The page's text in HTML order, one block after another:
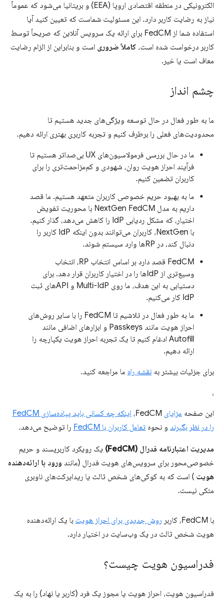
الکترونیکی در منطقه اقتصادی اروپا (EEA) و بریتانیا می‌شود که عموماً
نیاز به رضایت کاربر دارد. این مسئولیت شماست که تعیین کنید آیا
استفاده شما از FedCM برای ارائه یک سرویس آنلاین که صریحاً توسط
کاربر درخواست شده است، کاملاً ضروری است و بنابراین از الزام رضایت
معاف است یا خیر.
چشم انداز
ما به طور فعال در حال توسعه ویژگی‌های جدید هستیم تا
محدودیت‌های فعلی را برطرف کنیم و تجربه کاربری بهتری ارائه دهیم.
ما در حال بررسی فرمولاسیون‌های UX بی‌صداتر هستیم تا
فرآیند احراز هویت روان، شهودی و کم‌مزاحمت‌تری را برای
کاربران تضمین کنیم.
ما به بهبود حریم خصوصی کاربران متعهد هستیم. ما قصد
داریم به مدل NextGen FedCM با محوریت تفویض
اختیار، که مشکل ردیابی IdP را کاهش می‌دهد، گذار کنیم.
با NextGen، کاربران می‌توانند بدون اینکه IdP کاربر را
دنبال کند، در RPها وارد سیستم شوند.
FedCM قصد دارد بر اساس انتخاب RP، انتخاب
وسیع‌تری از IdPها را در اختیار کاربران قرار دهد. برای
دستیابی به این هدف، ما روی Multi-IdP و APIهای ثبت
IdP کار می‌کنیم.
ما به طور فعال در تلاشیم تا FedCM را با سایر روش‌های
احراز هویت مانند Passkeys و ابزارهای اضافی مانند
Autofill ادغام کنیم تا یک تجربه احراز هویت یکپارچه را
ارائه دهیم.
برای جزئیات بیشتر به نقشه راه ما مراجعه کنید.
،
این صفحه مزایای
اینکه چه کسانی باید پیاده‌سازی FedCM
را در نظر بگیرند و نحوه تعامل کاربران با FedCM را توضیح می‌دهد.
مدیریت اعتبارنامه فدرال (FedCM)
یک رویکرد کاربرپسند و حریم
خصوصی‌محور برای سرویس‌های هویت فدرال (مانند ورود با ارائه‌دهنده
هویت ) است که به کوکی‌های شخص ثالث یا ریدایرکت‌های ناوبری
متکی نیست.
با FedCM، کاربر روش جدیدی برای احراز هویت با یک ارائه‌دهنده
هویت شخص ثالث در یک وب‌سایت در اختیار دارد.
فدراسیون هویت چیست؟
فدراسیون هویت، احراز هویت یا مجوز یک فرد (کاربر یا نهاد) را به یک